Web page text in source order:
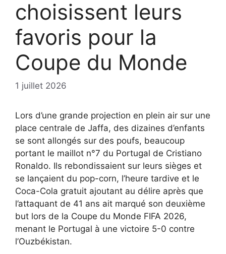
choisissent leurs
favoris pour la
Coupe du Monde
1 juillet 2026
Lors d’une grande projection en plein air sur une
place centrale de Jaffa, des dizaines d’enfants
se sont allongés sur des poufs, beaucoup
portant le maillot n°7 du Portugal de Cristiano
Ronaldo. Ils rebondissaient sur leurs sièges et
se lançaient du pop-corn, l’heure tardive et le
Coca-Cola gratuit ajoutant au délire après que
l’attaquant de 41 ans ait marqué son deuxième
but lors de la Coupe du Monde FIFA 2026,
menant le Portugal à une victoire 5-0 contre
l’Ouzbékistan.